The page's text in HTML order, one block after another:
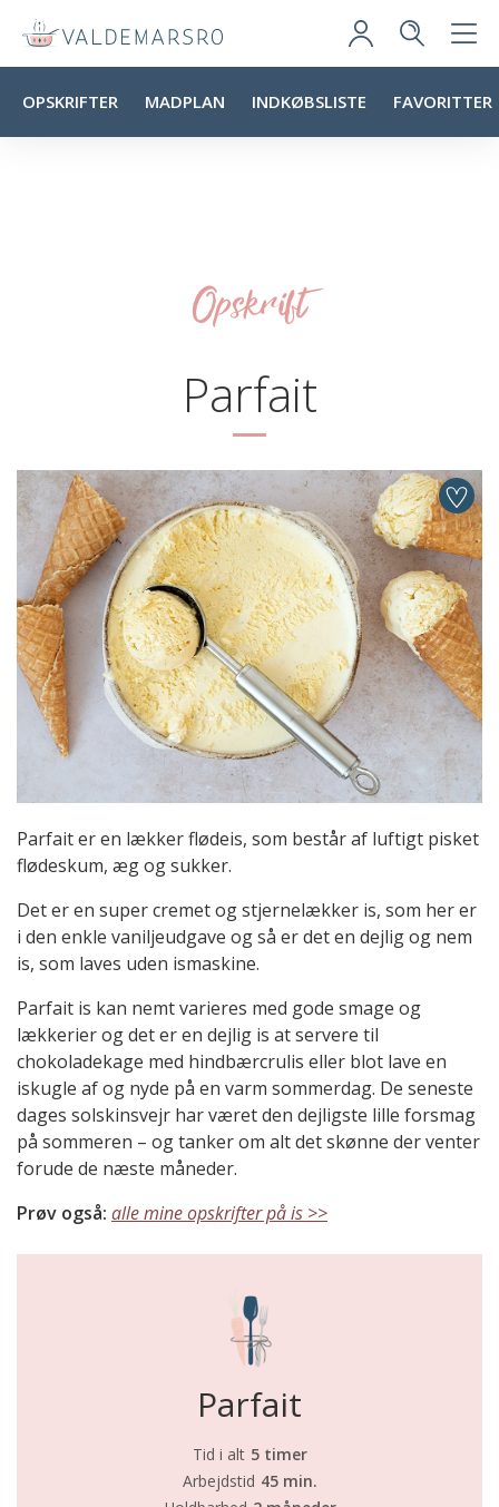
OPSKRIFTER MADPLAN INDKØBSLISTE FAVORITTER
Opskrift
Parfait
Parfait er en lækker flødeis, som består af luftigt pisket
flødeskum, æg og sukker.
Det er en super cremet og stjernelækker is, som her er
i den enkle vaniljeudgave og så er det en dejlig og nem
is, som laves uden ismaskine.
Parfait is kan nemt varieres med gode smage og
lækkerier og det er en dejlig is at servere til
chokoladekage med hindbærcrulis eller blot lave en
iskugle af og nyde på en varm sommerdag. De seneste
dages solskinsvejr har været den dejligste lille forsmag
på sommeren – og tanker om alt det skønne der venter
forude de næste måneder.
Prøv også: alle mine opskrifter på is >>
Parfait
Tid i alt 5 timer
Arbejdstid 45 min.